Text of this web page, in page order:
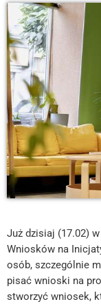
Już dzisiaj (17.02)
Wniosków na
osób, szczególnie
pisać wnioski na
stworzyć wniosek,